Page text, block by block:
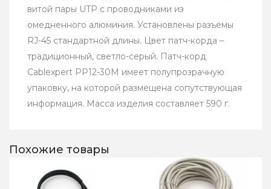
витой пары UTP с проводниками из
омедненного алюминия. Установлены разъемы
RJ-45 стандартной длины. Цвет патч-корда –
традиционный, светло-серый. Патч-корд
Cablexpert PP12-30M имеет полупрозрачную
упаковку, на которой размещена сопутствующая
информация. Масса изделия составляет 590 г.
Похожие товары